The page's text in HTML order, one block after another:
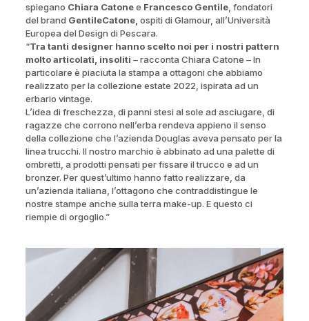
spiegano Chiara Catonee Francesco Gentile, fondatori
del brand GentileCatone, ospiti di Glamour, all’Università
Europea del Design di Pescara.
“Tra tanti designer hanno scelto noi per i nostri pattern
molto articolati, insoliti – racconta Chiara Catone – In
particolare è piaciuta la stampa a ottagoni che abbiamo
realizzato per la collezione estate 2022, ispirata ad un
erbario vintage.
L’idea di freschezza, di panni stesi al sole ad asciugare, di
ragazze che corrono nell’erba rendeva appieno il senso
della collezione che l’azienda Douglas aveva pensato per la
linea trucchi. Il nostro marchio è abbinato ad una palette di
ombretti, a prodotti pensati per fissare il trucco e ad un
bronzer. Per quest’ultimo hanno fatto realizzare, da
un’azienda italiana, l’ottagono che contraddistingue le
nostre stampe anche sulla terra make-up. E questo ci
riempie di orgoglio.”